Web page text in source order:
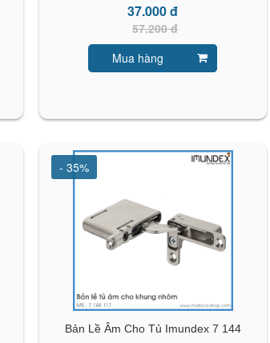
37.000 đ
57.200 đ
Mua hàng
- 35%
Bản Lề Âm Cho Tủ Imundex 7 144